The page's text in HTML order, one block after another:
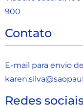
900
Contato
E-mail para envio
Redes